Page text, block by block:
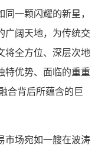
一颗闪耀的新星，
广阔天地，为传统交
将全方位、深层次地
特优势、面临的重重
合背后所蕴含的巨
市场宛如一艘在波涛